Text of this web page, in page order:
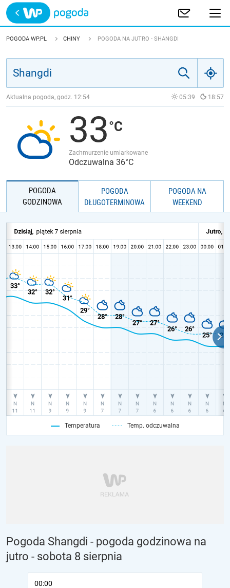
Trwa ładowanie
POLSKA
JAKOŚĆ POWIETRZA
POGODA WP.PL CHINY POGODA NA JUTRO - SHANGDI
Aktualna pogoda, godz. 12:54 05:39 18:57
33
Zachmurzenie umiarkowane
Odczuwalna 36°C
POGODA
GODZINOWA
POGODA
DŁUGOTERMINOWA
POGODA NA
WEEKEND
Temperatura Temp. odczuwalna
Pogoda Shangdi - pogoda godzinowa na
jutro - sobota 8 sierpnia
00:00